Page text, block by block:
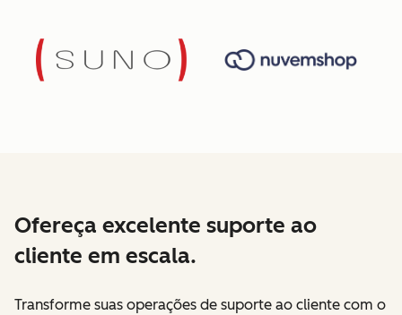
Ofereça excelente suporte ao
cliente em escala.
Transforme suas operações de suporte ao cliente com o